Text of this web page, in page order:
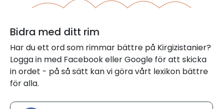
Bidra med ditt rim
Har du ett ord som rimmar bättre på Kirgizistanier?
Logga in med Facebook eller Google för att skicka
in ordet - på så sätt kan vi göra vårt lexikon bättre
för alla.